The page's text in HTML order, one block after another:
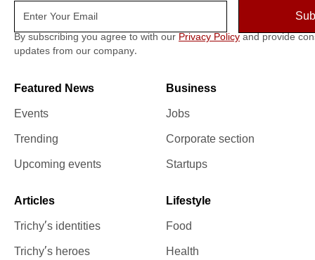
By subscribing you agree to with our Privacy Policy and provide
updates from our company.
Featured News
Events
Trending
Upcoming events
Business
Jobs
Corporate section
Startups
Articles
Trichy’s identities
Trichy’s heroes
Lifestyle
Food
Health